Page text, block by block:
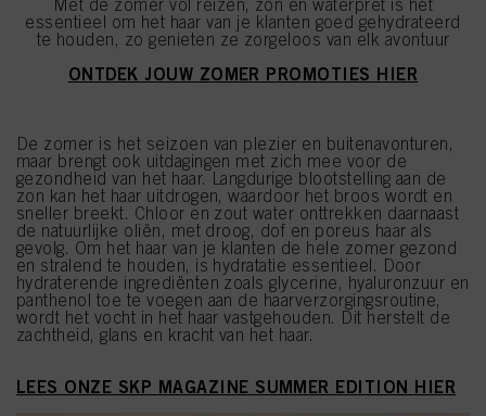
Met de zomer vol reizen, zon en waterpret is het
essentieel om het haar van je klanten goed gehydrateerd
te houden, zo genieten ze zorgeloos van elk avontuur
ONTDEK JOUW ZOMER PROMOTIES HIER
De zomer is het seizoen van plezier en buitenavonturen,
maar brengt ook uitdagingen met zich mee voor de
gezondheid van het haar. Langdurige blootstelling aan de
zon kan het haar uitdrogen, waardoor het broos wordt en
sneller breekt. Chloor en zout water onttrekken daarnaast
de natuurlijke oliën, met droog, dof en poreus haar als
gevolg. Om het haar van je klanten de hele zomer gezond
en stralend te houden, is hydratatie essentieel. Door
hydraterende ingrediënten zoals glycerine, hyaluronzuur en
panthenol toe te voegen aan de haarverzorgingsroutine,
wordt het vocht in het haar vastgehouden. Dit herstelt de
zachtheid, glans en kracht van het haar.
LEES ONZE SKP MAGAZINE SUMMER EDITION HIER